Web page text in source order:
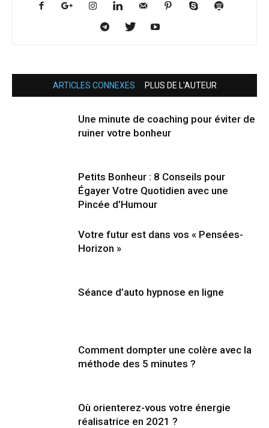
ARTICLES CONNEXES PLUS DE L'AUTEUR
Une minute de coaching pour éviter de
ruiner votre bonheur
Petits Bonheur : 8 Conseils pour
Égayer Votre Quotidien avec une
Pincée d’Humour
Votre futur est dans vos « Pensées-
Horizon »
Séance d’auto hypnose en ligne
Comment dompter une colère avec la
méthode des 5 minutes ?
Où orienterez-vous votre énergie
réalisatrice en 2021 ?